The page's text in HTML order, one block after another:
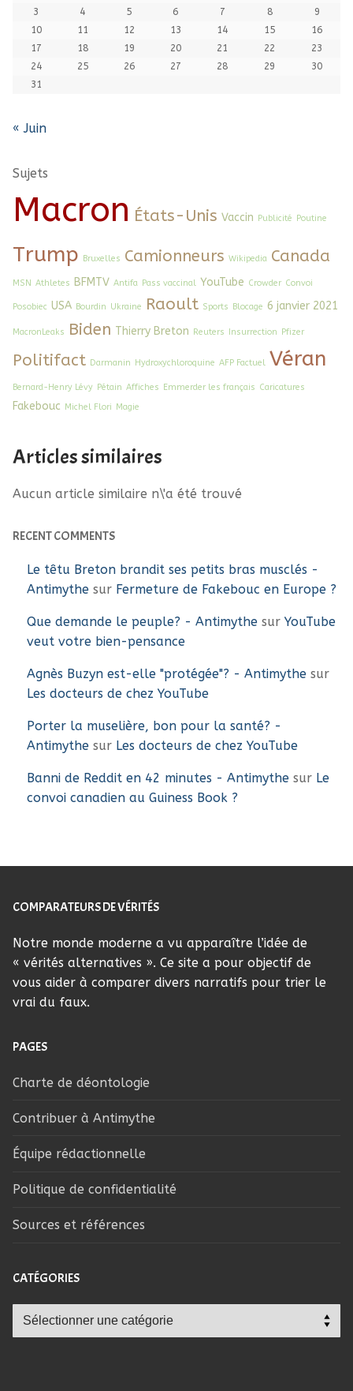
3
4 5 6 7 8
9
10
11 12 13 14 15
16
17
18 19 20 21 22
23
24
25 26 27 28 29
30
31
« Juin
Sujets
Macron États-Unis Vaccin Publicité Poutine
Trump Bruxelles Camionneurs Wikipedia Canada
MSN Athletes BFMTV Antifa Pass vaccinal YouTube Crowder Convoi
Posobiec USA Bourdin Ukraine Raoult Sports Blocage 6 janvier 2021
MacronLeaks Biden Thierry Breton Reuters Insurrection Pfizer
Politifact Darmanin Hydroxychloroquine AFP Factuel Véran
Bernard-Henry Lévy Pétain Affiches Emmerder les français Caricatures
Fakebouc Michel Flori Magie
Articles similaires
Aucun article similaire n\'a été trouvé
RECENT COMMENTS
Le têtu Breton brandit ses petits bras musclés -
Antimythe sur Fermeture de Fakebouc en Europe ?
Que demande le peuple? - Antimythe sur YouTube
veut votre bien-pensance
Agnès Buzyn est-elle "protégée"? - Antimythe sur
Les docteurs de chez YouTube
Porter la muselière, bon pour la santé? -
Antimythe sur Les docteurs de chez YouTube
Banni de Reddit en 42 minutes - Antimythe sur Le
convoi canadien au Guiness Book ?
COMPARATEURS DE VÉRITÉS
Notre monde moderne a vu apparaître l’idée de
« vérités alternatives ». Ce site a pour objectif de
vous aider à comparer divers narratifs pour trier le
vrai du faux.
PAGES
Charte de déontologie
Contribuer à Antimythe
Équipe rédactionnelle
Politique de confidentialité
Sources et références
CATÉGORIES
Catégories